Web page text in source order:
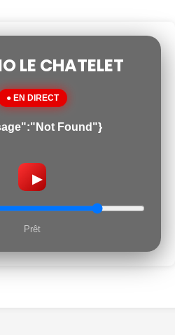
LE CHATELET
● EN DIRECT
Found"}
▶
Prêt